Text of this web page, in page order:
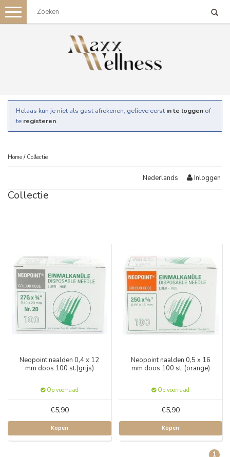
Toggle
navigation
Helaas kun je niet als gast afrekenen, gelieve eerst in te loggen of
te registeren.
Home / Collectie
Nederlands Inloggen
Collectie
Neopoint naalden 0,4 x 12
mm doos 100 st.(grijs)
Op voorraad
€5,90
Kopen
Neopoint naalden 0,5 x 16
mm doos 100 st. (orange)
Op voorraad
€5,90
Kopen
1